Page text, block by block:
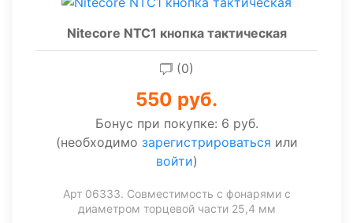
Nitecore NTC1 кнопка тактическая
(0)
550 руб.
Бонус при покупке: 6 руб.
(необходимо зарегистрироваться или
войти)
Арт 06333. Совместимость с фонарями с
диаметром торцевой части 25,4 мм